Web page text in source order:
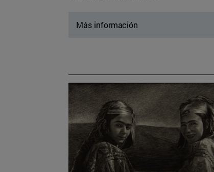
Más información